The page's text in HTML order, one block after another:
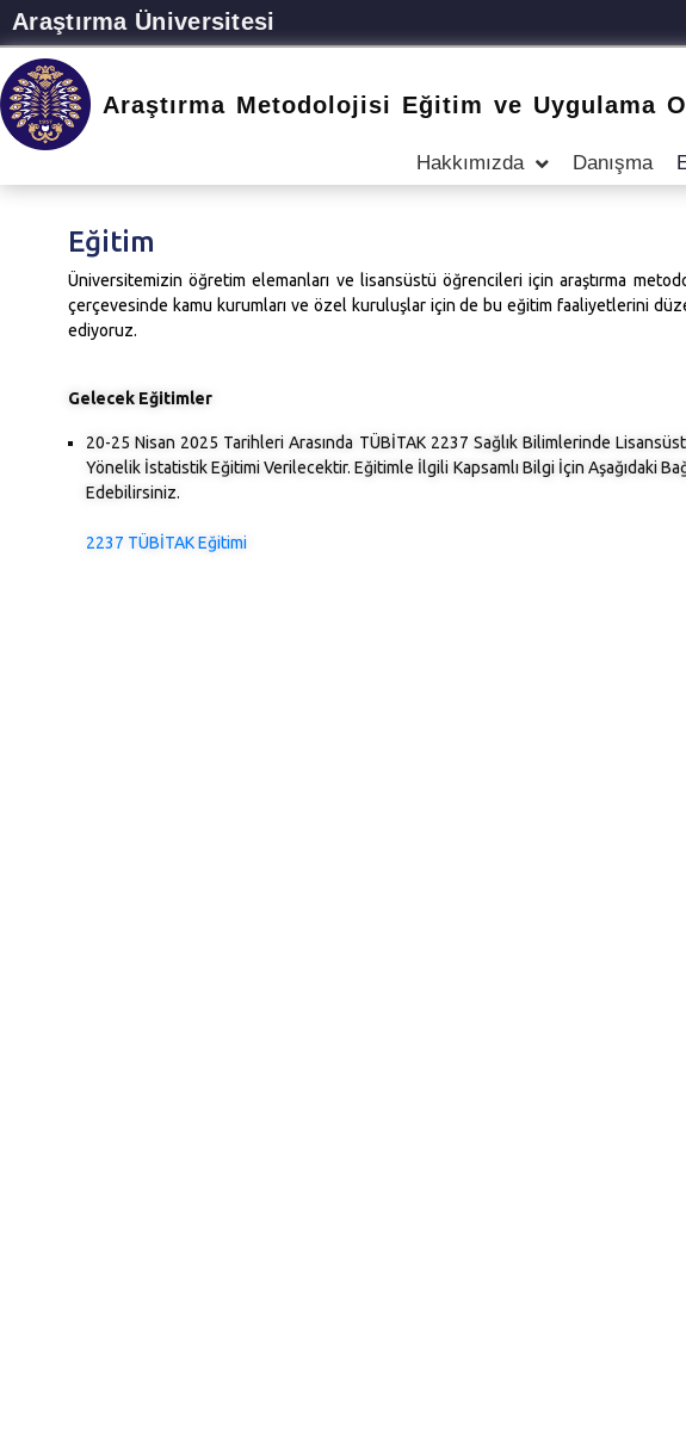
Araştırma Üniversitesi
Araştırma Metodolojisi Eğitim ve Uygulama
Hakkımızda Danışma
Eğitim
Üniversitemizin öğretim elemanları ve lisansüstü öğrencileri için araştırma
çerçevesinde kamu kurumları ve özel kuruluşlar için de bu eğitim faaliyetlerini
ediyoruz.
Gelecek Eğitimler
20-25 Nisan 2025 Tarihleri Arasında TÜBİTAK 2237 Sağlık Bilimlerinde
Yönelik İstatistik Eğitimi Verilecektir. Eğitimle İlgili Kapsamlı Bilgi İçin Aşağıdaki
Edebilirsiniz.
2237 TÜBİTAK Eğitimi